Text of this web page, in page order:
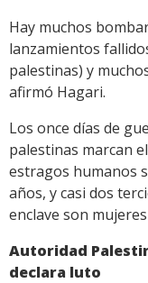
Hay muchos
lanzamientos
palestinas) y
afirmó Hagari.
Los once días de
palestinas marcan
estragos humanos
años, y casi dos
enclave son
Autoridad
declara luto